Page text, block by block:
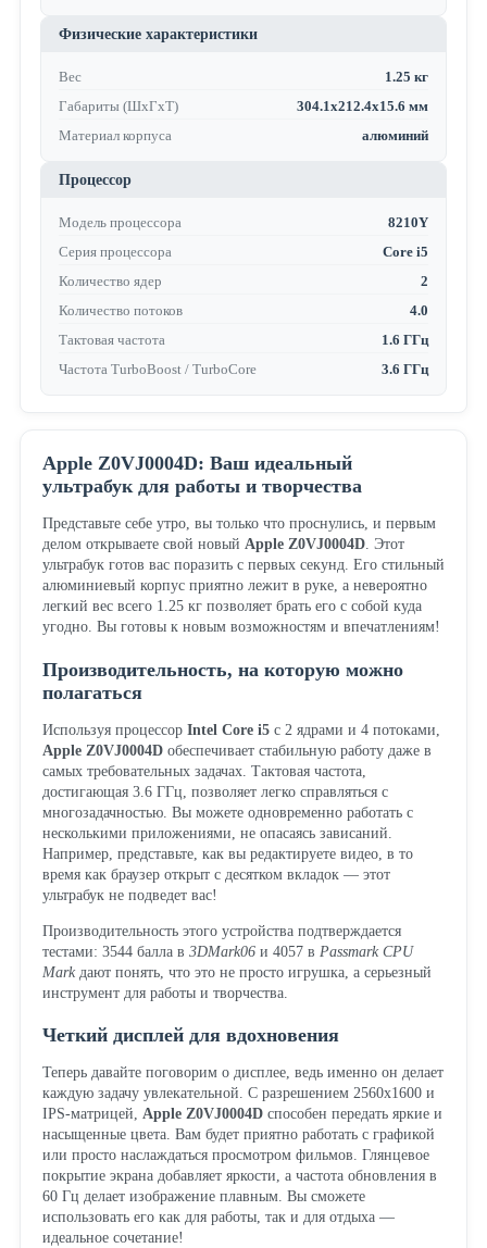
Физические характеристики
Вес
1.25 кг
Габариты (ШхГхТ)
304.1x212.4x15.6 мм
Материал корпуса
алюминий
Процессор
Модель процессора
8210Y
Серия процессора
Core i5
Количество ядер
2
Количество потоков
4.0
Тактовая частота
1.6 ГГц
Частота TurboBoost / TurboCore
3.6 ГГц
Apple Z0VJ0004D: Ваш идеальный
ультрабук для работы и творчества
Представьте себе утро, вы только что проснулись, и первым
делом открываете свой новый Apple Z0VJ0004D. Этот
ультрабук готов вас поразить с первых секунд. Его стильный
алюминиевый корпус приятно лежит в руке, а невероятно
легкий вес всего 1.25 кг позволяет брать его с собой куда
угодно. Вы готовы к новым возможностям и впечатлениям!
Производительность, на которую можно
полагаться
Используя процессор Intel Core i5с 2 ядрами и 4 потоками,
Apple Z0VJ0004Dобеспечивает стабильную работу даже в
самых требовательных задачах. Тактовая частота,
достигающая 3.6 ГГц, позволяет легко справляться с
многозадачностью. Вы можете одновременно работать с
несколькими приложениями, не опасаясь зависаний.
Например, представьте, как вы редактируете видео, в то
время как браузер открыт с десятком вкладок — этот
ультрабук не подведет вас!
Производительность этого устройства подтверждается
тестами: 3544 балла в 3DMark06и 4057 в Passmark CPU
Markдают понять, что это не просто игрушка, а серьезный
инструмент для работы и творчества.
Четкий дисплей для вдохновения
Теперь давайте поговорим о дисплее, ведь именно он делает
каждую задачу увлекательной. С разрешением 2560x1600 и
IPS-матрицей, Apple Z0VJ0004Dспособен передать яркие и
насыщенные цвета. Вам будет приятно работать с графикой
или просто наслаждаться просмотром фильмов. Глянцевое
покрытие экрана добавляет яркости, а частота обновления в
60 Гц делает изображение плавным. Вы сможете
использовать его как для работы, так и для отдыха —
идеальное сочетание!